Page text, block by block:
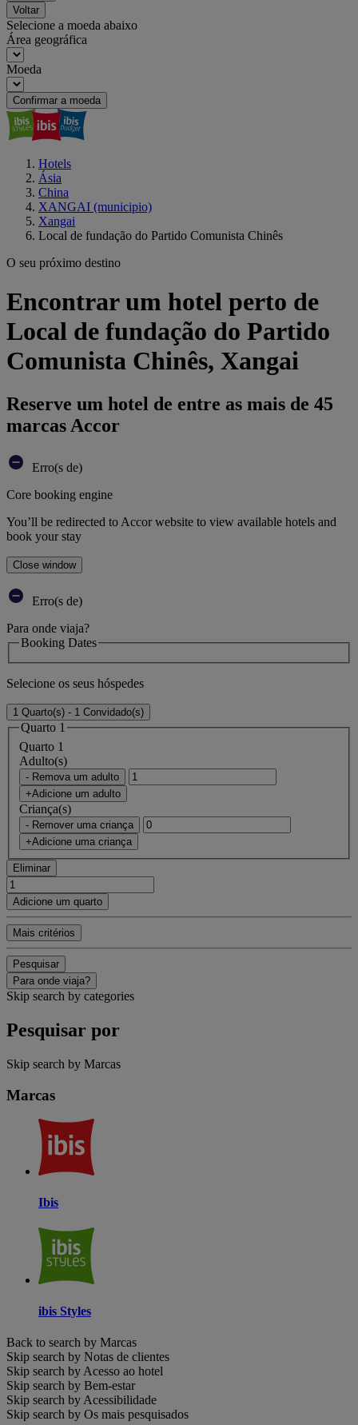
Voltar
Selecione a moeda abaixo
Área geográfica
Moeda
Confirmar a moeda
Hotels
Ásia
China
XANGAI (municipio)
Xangai
Local de fundação do Partido Comunista Chinês
O seu próximo destino
Encontrar um hotel perto de
Local de fundação do Partido
Comunista Chinês, Xangai
Reserve um hotel de entre as mais de 45
marcas Accor
Erro(s de)
Core booking engine
You’ll be redirected to Accor website to view available hotels and
book your stay
Close window
Erro(s de)
Para onde viaja?
Booking Dates
Selecione os seus hóspedes
1 Quarto(s) - 1 Convidado(s)
Quarto 1
Quarto 1
Adulto(s)
- Remova um adulto
+Adicione um adulto
Criança(s)
- Remover uma criança
+Adicione uma criança
Eliminar
Adicione um quarto
Mais critérios
Pesquisar
Para onde viaja?
Skip search by categories
Pesquisar por
Skip search by Marcas
Marcas
Ibis
ibis Styles
Back to search by Marcas
Skip search by Notas de clientes
Skip search by Acesso ao hotel
Skip search by Bem-estar
Skip search by Acessibilidade
Skip search by Os mais pesquisados